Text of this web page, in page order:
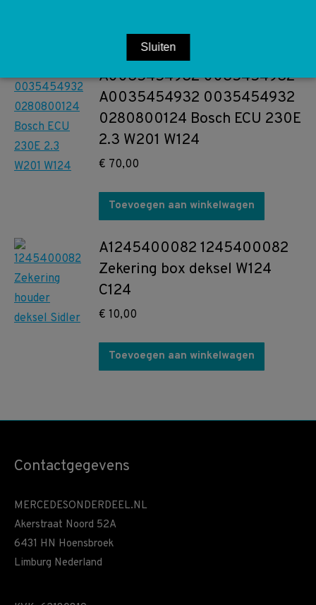
Toevoegen aan winkelwagen
A0035454932 0035454932
A0035454932 0035454932
0280800124 Bosch ECU 230E
2.3 W201 W124
€ 70,00
Toevoegen aan winkelwagen
A1245400082 1245400082
Zekering box deksel W124
C124
€ 10,00
Toevoegen aan winkelwagen
Contactgegevens
MERCEDESONDERDEEL.NL
Akerstraat Noord 52A
6431 HN Hoensbroek
Limburg Nederland
Sluiten